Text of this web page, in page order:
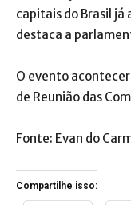
capitais do Brasil já
destaca a
O evento
de Reunião das
Fonte: Evan do
Compartilhe isso: